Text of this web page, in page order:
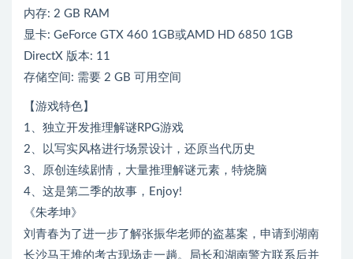
内存: 2 GB RAM
显卡: GeForce GTX 460 1GB或AMD HD 6850 1GB
DirectX 版本: 11
存储空间: 需要 2 GB 可用空间
【游戏特色】
1、独立开发推理解谜RPG游戏
2、以写实风格进行场景设计，还原当代历史
3、原创连续剧情，大量推理解谜元素，特烧脑
4、这是第二季的故事，Enjoy!
《朱孝坤》
刘青春为了进一步了解张振华老师的盗墓案，申请到湖南
长沙马王堆的考古现场走一趟。局长和湖南警方联系后并